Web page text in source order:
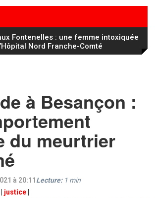
: Vincent Hognon lucide
un Saint‑Étienne « taillé pour la
à Besançon :
du meurtrier
à 20:11
justice
Lecture: 1 min